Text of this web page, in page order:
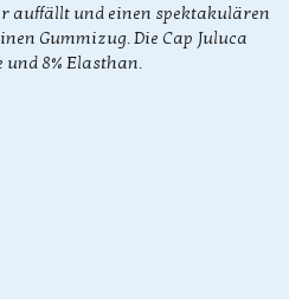
auffällt und einen spektakulären
Gummizug. Die Cap Juluca
und 8% Elasthan.